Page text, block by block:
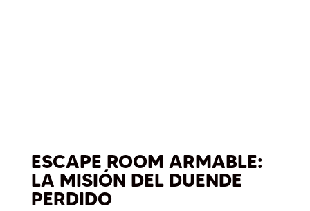
ESCAPE ROOM ARMABLE:
LA MISIÓN DEL DUENDE
PERDIDO